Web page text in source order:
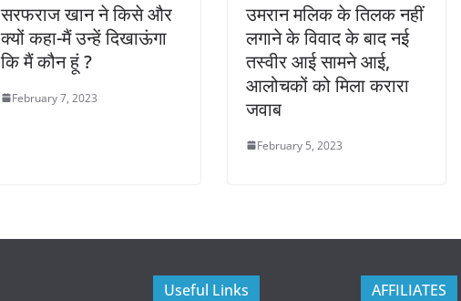
सरफराज खान ने किसे और
क्यों कहा-मैं उन्हें दिखाऊंगा
कि मैं कौन हूं ?
February 7, 2023
उमरान मलिक के तिलक नहीं
लगाने के विवाद के बाद नई
तस्वीर आई सामने आई,
आलोचकों को मिला करारा
जवाब
February 5, 2023
Useful Links AFFILIATES